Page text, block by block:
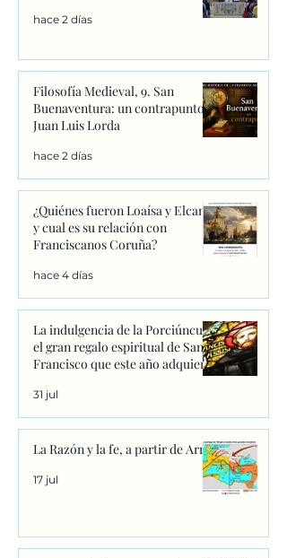
hace 2 días
Filosofía Medieval, 9. San
Buenaventura: un contrapunto.
Juan Luis Lorda
hace 2 días
¿Quiénes fueron Loaísa y Elcano
y cual es su relación con
Franciscanos Coruña?
hace 4 días
La indulgencia de la Porciúncula:
el gran regalo espiritual de San
Francisco que este año adquiere
31 jul
La Razón y la fe, a partir de Arrio
17 jul